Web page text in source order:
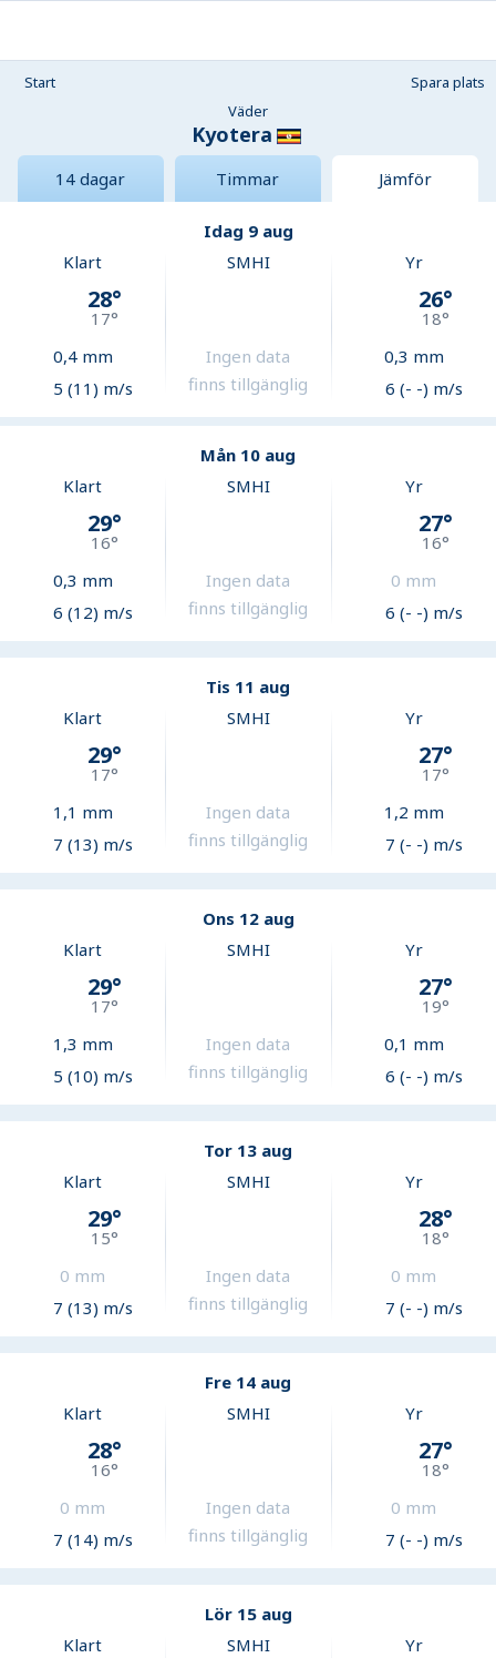
Start
Spara plats
Väder
Kyotera
14 dagar Timmar Jämför
Idag 9 aug
Klart
28°
17°
0,4mm
5 (11) m/s
SMHI
Ingen data
finns tillgänglig
Yr
26°
18°
0,3 mm
6 (- -) m/s
Mån 10 aug
Klart
29°
16°
0,3 mm
6 (12) m/s
SMHI
Ingen data
finns tillgänglig
Yr
27°
16°
0 mm
6 (- -) m/s
Tis 11 aug
Klart
29°
17°
1,1 mm
7 (13) m/s
SMHI
Ingen data
finns tillgänglig
Yr
27°
17°
1,2 mm
7 (- -) m/s
Ons 12 aug
Klart
29°
17°
1,3 mm
5 (10) m/s
SMHI
Ingen data
finns tillgänglig
Yr
27°
19°
0,1 mm
6 (- -) m/s
Tor 13 aug
Klart
29°
15°
0 mm
7 (13) m/s
SMHI
Ingen data
finns tillgänglig
Yr
28°
18°
0 mm
7 (- -) m/s
Fre 14 aug
Klart
28°
16°
0 mm
7 (14) m/s
SMHI
Ingen data
finns tillgänglig
Yr
27°
18°
0 mm
7 (- -) m/s
Lör 15 aug
Klart
SMHI Yr